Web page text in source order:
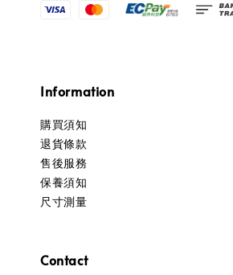
Information
購買須知
退貨條款
售後服務
保養須知
尺寸測量
Contact